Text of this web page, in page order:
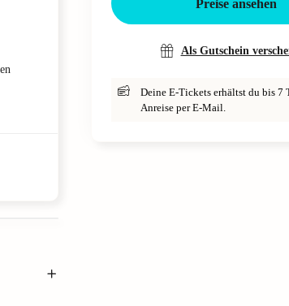
Preise ansehen
Als Gutschein
Deine E-Tickets erhältst du bis 7
Anreise per E-Mail.